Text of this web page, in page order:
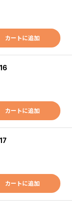
カートに追加
カートに追加
カートに追加